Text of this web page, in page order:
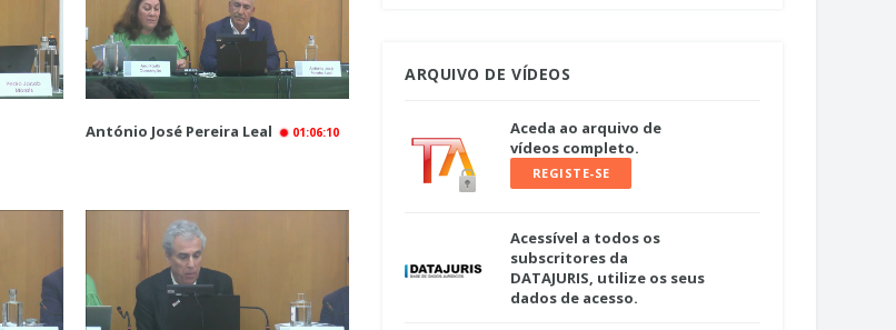
António José Pereira Leal 01:06:10
ARQUIVO DE VÍDEOS
Aceda ao arquivo de
vídeos completo.
REGISTE-SE
Acessível a todos os
subscritores da
DATAJURIS, utilize os seus
dados de acesso.